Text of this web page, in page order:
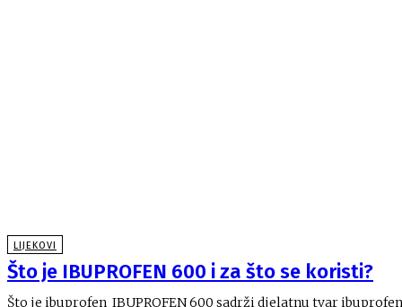
LIJEKOVI
Što je IBUPROFEN 600 i za što se koristi?
Što je ibuprofen IBUPROFEN 600 sadrži djelatnu tvar